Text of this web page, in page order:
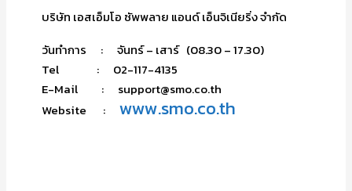
บริษัท เอสเอ็มโอ ซัพพลาย แอนด์ เอ็นจิเนียริ่ง จำกัด
วันทำการ : จันทร์ – เสาร์ (08.30 – 17.30)
Tel : 02-117-4135
E-Mail : support@smo.co.th
Website :www.smo.co.th